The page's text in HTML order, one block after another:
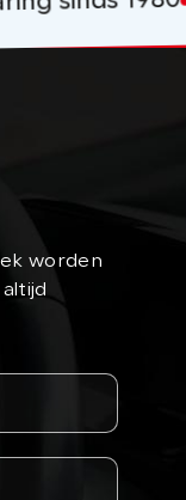
worden